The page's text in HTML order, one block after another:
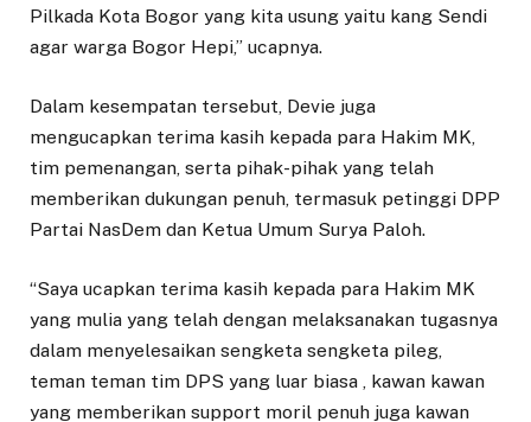
Pilkada Kota Bogor yang kita usung yaitu kang Sendi
agar warga Bogor Hepi,” ucapnya.
Dalam kesempatan tersebut, Devie juga
mengucapkan terima kasih kepada para Hakim MK,
tim pemenangan, serta pihak-pihak yang telah
memberikan dukungan penuh, termasuk petinggi DPP
Partai NasDem dan Ketua Umum Surya Paloh.
“Saya ucapkan terima kasih kepada para Hakim MK
yang mulia yang telah dengan melaksanakan tugasnya
dalam menyelesaikan sengketa sengketa pileg,
teman teman tim DPS yang luar biasa , kawan kawan
yang memberikan support moril penuh juga kawan